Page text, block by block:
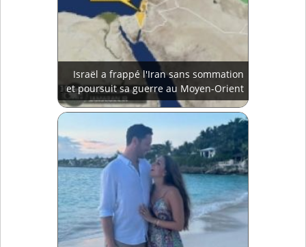
Israël a frappé l'Iran sans sommation
et poursuit sa guerre au Moyen-Orient